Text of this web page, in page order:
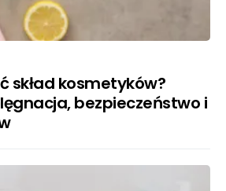
skład kosmetyków?
bezpieczeństwo i